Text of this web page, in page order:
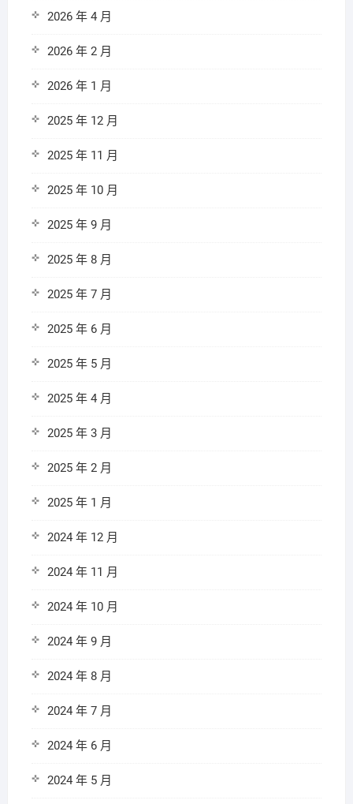
2026 年 4 月
2026 年 2 月
2026 年 1 月
2025 年 12 月
2025 年 11 月
2025 年 10 月
2025 年 9 月
2025 年 8 月
2025 年 7 月
2025 年 6 月
2025 年 5 月
2025 年 4 月
2025 年 3 月
2025 年 2 月
2025 年 1 月
2024 年 12 月
2024 年 11 月
2024 年 10 月
2024 年 9 月
2024 年 8 月
2024 年 7 月
2024 年 6 月
2024 年 5 月